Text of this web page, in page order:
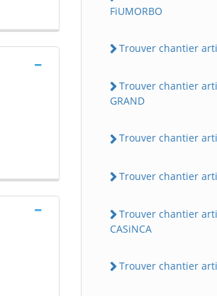
FiUMORBO
Trouver chantier
Trouver chantier
GRAND
Trouver chantier
Trouver chantier
Trouver chantier
CASiNCA
Trouver chantier